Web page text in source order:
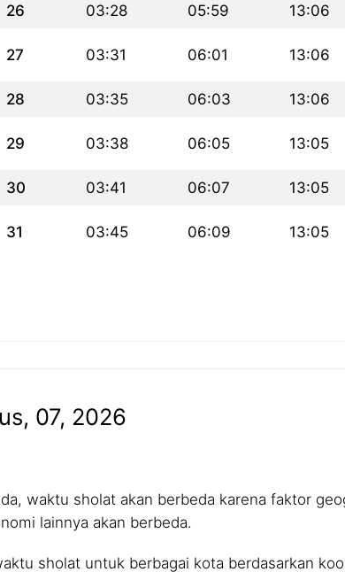
26 03:28 05:59 13:06
27 03:31 06:01 13:06
28 03:35 06:03 13:06
29 03:38 06:05 13:05
30 03:41 06:07 13:05
31 03:45 06:09 13:05
07, 2026
waktu sholat akan berbeda karena faktor
lainnya akan berbeda.
sholat untuk berbagai kota berdasarkan